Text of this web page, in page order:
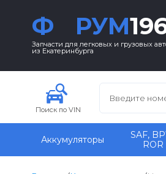
Ф РУМ
Запчасти для легковых и грузовых
из Екатеринбурга
Поиск по VIN
Аккумуляторы
SAF,
ROR